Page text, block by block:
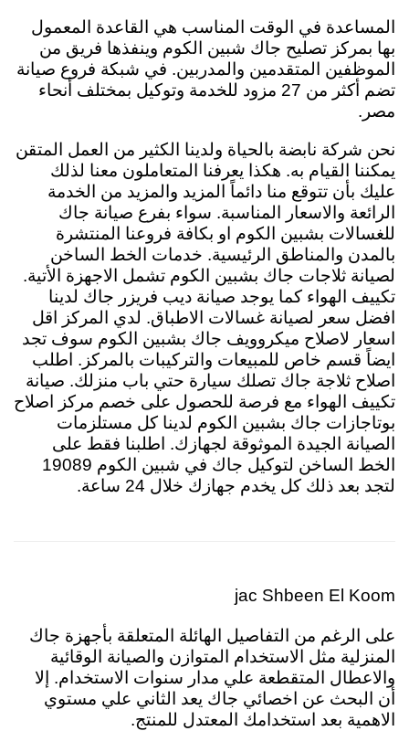
المساعدة في الوقت المناسب هي القاعدة المعمول
بها بمركز تصليح جاك شبين الكوم وينفذها فريق من
الموظفين المتقدمين والمدربين. في شبكة فروع صيانة
تضم أكثر من 27 مزود للخدمة وتوكيل بمختلف أنحاء
مصر.
نحن شركة نابضة بالحياة ولدينا الكثير من العمل المتقن
يمكننا القيام به. هكذا يعرفنا المتعاملون معنا لذلك
عليك بأن تتوقع منا دائماً المزيد والمزيد من الخدمة
الرائعة والاسعار المناسبة. سواء بفرع صيانة جاك
للغسالات بشبين الكوم او بكافة فروعنا المنتشرة
بالمدن والمناطق الرئيسية. خدمات الخط الساخن
لصيانة ثلاجات جاك بشبين الكوم تشمل الاجهزة الأتية.
تكييف الهواء كما يوجد صيانة ديب فريزر جاك لدينا
افضل سعر لصيانة غسالات الاطباق. لدي المركز اقل
اسعار لاصلاح ميكروويف جاك بشبين الكوم سوف تجد
ايضاً قسم خاص للمبيعات والتركيبات بالمركز. اطلب
اصلاح ثلاجة جاك تصلك سيارة حتي باب منزلك. صيانة
تكييف الهواء مع فرصة للحصول على خصم مركز اصلاح
بوتاجازات جاك بشبين الكوم لدينا كل مستلزمات
الصيانة الجيدة الموثوقة لجهازك. اطلبنا فقط على
الخط الساخن لتوكيل جاك في شبين الكوم 19089
لتجد بعد ذلك كل يخدم جهازك خلال 24 ساعة.
jac Shbeen El Koom
على الرغم من التفاصيل الهائلة المتعلقة بأجهزة جاك
المنزلية مثل الاستخدام المتوازن والصيانة الوقائية
والاعطال المتقطعة علي مدار سنوات الاستخدام. إلا
أن البحث عن اخصائي جاك يعد الثاني علي مستوي
الاهمية بعد استخدامك المعتدل للمنتج.